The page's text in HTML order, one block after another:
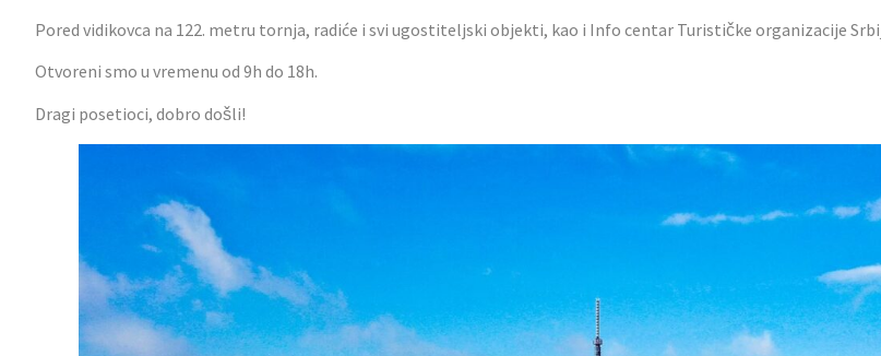
Pored vidikovca na 122. metru tornja, radiće i svi ugostiteljski objekti, kao i Info centar Turističke organizacije
Otvoreni smo u vremenu od 9h do 18h.
Dragi posetioci, dobro došli!